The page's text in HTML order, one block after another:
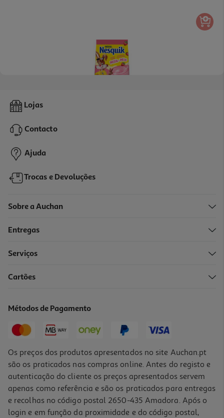
Achocolatado Nesquik Morango 350g
5,49 €
Lojas
Contacto
Ajuda
Trocas e Devoluções
Sobre a Auchan
Entregas
Serviços
Cartões
Métodos de Pagamento
Os preços dos produtos apresentados no site Auchan.pt
são os praticados nas compras online. Antes do registo e
autenticação do cliente os preços apresentados servem
apenas como referência e são os praticados para entregas
e recolhas no código postal 2650-435 Amadora. Após o
login e em função da proximidade e do código postal,